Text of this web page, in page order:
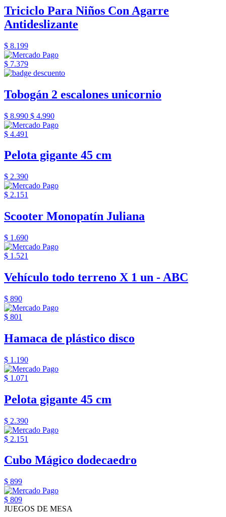
Triciclo Para Niños Con Agarre
Antideslizante
$ 8.199
$ 7.379
Tobogán 2 escalones unicornio
$ 8.990 $ 4.990
$ 4.491
Pelota gigante 45 cm
$ 2.390
$ 2.151
Scooter Monopatín Juliana
$ 1.690
$ 1.521
Vehículo todo terreno X 1 un - ABC
$ 890
$ 801
Hamaca de plástico disco
$ 1.190
$ 1.071
Pelota gigante 45 cm
$ 2.390
$ 2.151
Cubo Mágico dodecaedro
$ 899
$ 809
JUEGOS DE MESA